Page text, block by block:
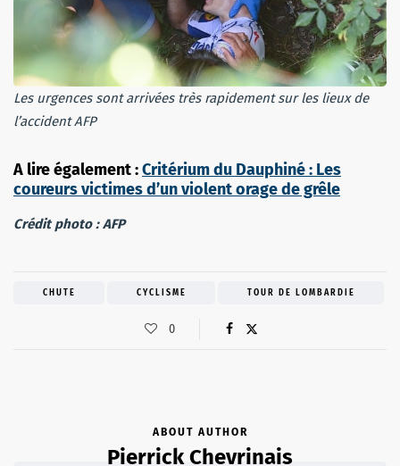
Les urgences sont arrivées très rapidement sur les lieux de
l’accident AFP
A lire également :Critérium du Dauphiné : Les
coureurs victimes d’un violent orage de grêle
Crédit photo : AFP
CHUTE CYCLISME TOUR DE LOMBARDIE
0
ABOUT AUTHOR
Pierrick Chevrinais